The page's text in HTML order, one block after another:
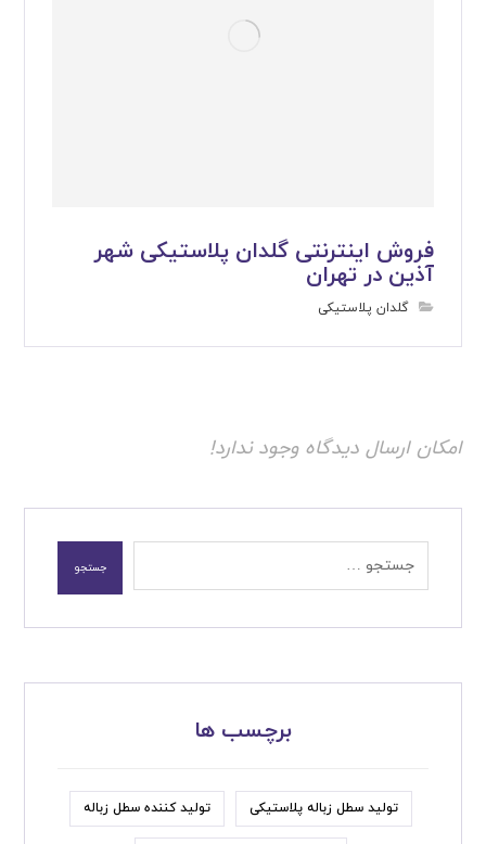
فروش اینترنتی گلدان پلاستیکی شهر
آذین در تهران
گلدان پلاستیکی
امکان ارسال دیدگاه وجود ندارد!
برچسب ها
تولید سطل زباله پلاستیکی تولید کننده سطل زباله